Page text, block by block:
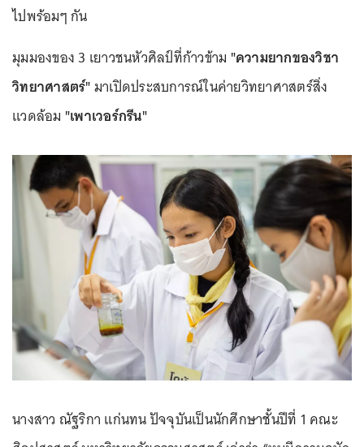
ไปพร้อมๆ กัน
มุมมองของ 3 เยาวชนหัวศิลป์ที่ก้าวข้าม "ความยากของวิชา
วิทยาศาสตร์"มาเปิดประสบการณ์ในค่ายวิทยาศาสตร์สิ่ง
แวดล้อม "เพาเวอร์กรีน"
นางสาว ณัฐริกา แก่นทน ปัจจุบันเป็นนักศึกษาชั้นปีที่ 1 คณะ